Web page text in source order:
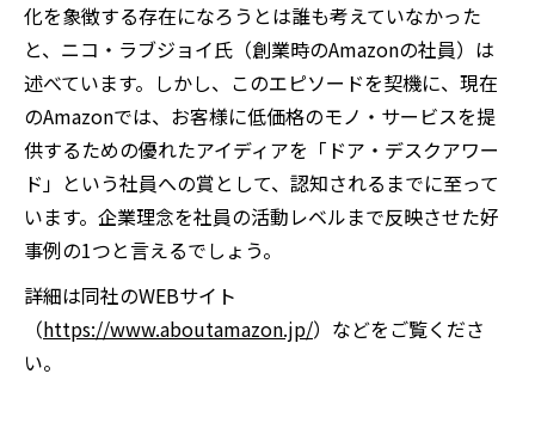
化を象徴する存在になろうとは誰も考えていなかった
と、ニコ・ラブジョイ氏（創業時のAmazonの社員）は
述べています。しかし、このエピソードを契機に、現在
のAmazonでは、お客様に低価格のモノ・サービスを提
供するための優れたアイディアを「ドア・デスクアワー
ド」という社員への賞として、認知されるまでに至って
います。企業理念を社員の活動レベルまで反映させた好
事例の1つと言えるでしょう。
詳細は同社のWEBサイト
（https://www.aboutamazon.jp/）などをご覧くださ
い。